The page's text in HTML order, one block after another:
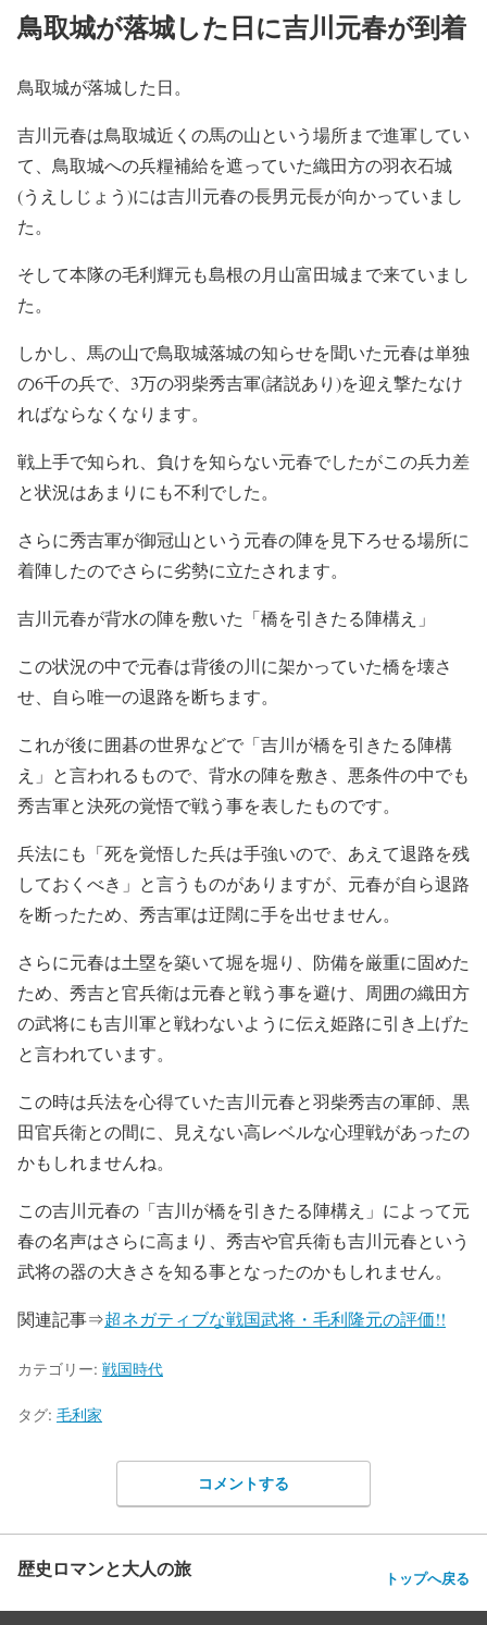
鳥取城が落城した日に吉川元春が到着
鳥取城が落城した日。
吉川元春は鳥取城近くの馬の山という場所まで進軍してい
て、鳥取城への兵糧補給を遮っていた織田方の羽衣石城
(うえしじょう)には吉川元春の長男元長が向かっていまし
た。
そして本隊の毛利輝元も島根の月山富田城まで来ていまし
た。
しかし、馬の山で鳥取城落城の知らせを聞いた元春は単独
の6千の兵で、3万の羽柴秀吉軍(諸説あり)を迎え撃たなけ
ればならなくなります。
戦上手で知られ、負けを知らない元春でしたがこの兵力差
と状況はあまりにも不利でした。
さらに秀吉軍が御冠山という元春の陣を見下ろせる場所に
着陣したのでさらに劣勢に立たされます。
吉川元春が背水の陣を敷いた「橋を引きたる陣構え」
この状況の中で元春は背後の川に架かっていた橋を壊さ
せ、自ら唯一の退路を断ちます。
これが後に囲碁の世界などで「吉川が橋を引きたる陣構
え」と言われるもので、背水の陣を敷き、悪条件の中でも
秀吉軍と決死の覚悟で戦う事を表したものです。
兵法にも「死を覚悟した兵は手強いので、あえて退路を残
しておくべき」と言うものがありますが、元春が自ら退路
を断ったため、秀吉軍は迂闊に手を出せません。
さらに元春は土塁を築いて堀を堀り、防備を厳重に固めた
ため、秀吉と官兵衛は元春と戦う事を避け、周囲の織田方
の武将にも吉川軍と戦わないように伝え姫路に引き上げた
と言われています。
この時は兵法を心得ていた吉川元春と羽柴秀吉の軍師、黒
田官兵衛との間に、見えない高レベルな心理戦があったの
かもしれませんね。
この吉川元春の「吉川が橋を引きたる陣構え」によって元
春の名声はさらに高まり、秀吉や官兵衛も吉川元春という
武将の器の大きさを知る事となったのかもしれません。
関連記事⇒超ネガティブな戦国武将・毛利隆元の評価!!
カテゴリー: 戦国時代
タグ: 毛利家
コメントする
歴史ロマンと大人の旅 トップへ戻る